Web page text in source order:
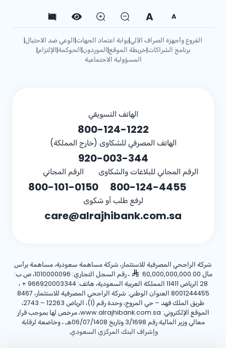
A
A
الفروع وأجهزة الصراف الآلي|بوابة اعتماد الجهات|الوعي ضد الاحتيال|
برنامج الشراكات|خريطة الموقع|الموردون|الحوكمة|الإلتزام|
المسؤولية الاجتماعية
الهاتف التسويقي
800-124-1222
الهاتف المصرفي للشكاوى (خارج المملكة)
920-003-344
الرقم المجاني للبلاغات والشكاوى
800-124-4455
الرقم المجاني
800-101-0150
لرفع طلب أو شكوى
care@alrajhibank.com.sa
شركة الراجحي المصرفية للاستثمار، شركة مساهمة سعودية، مساهمة برأس
مال 60,000,000,000.00
، رقم السجل التجاري: 1010000096، ص.ب:
28 الرياض 11411 المملكة العربية السعودية، هاتف:
+ 966920003344 ،
8001244455 العنوان الوطني: شركة الراجحي المصرفية للاستثمار، 8467
طريق الملك فهد – حي المروج، وحدة رقم (1)، الرياض 12263 – 2743،
الموقع الإلكتروني: www.alrajhibank.com.sa، مرخص لها بموجب قرار
معالي وزير المالية رقم 3/1698 وتاريخ 06/07/1408هـ ، وخاضعة لرقابة
وإشراف البنك المركزي السعودي.